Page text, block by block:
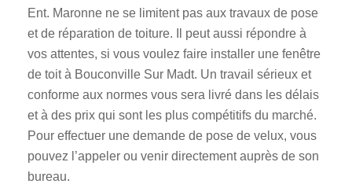
Ent. Maronne ne se limitent pas aux travaux de pose
et de réparation de toiture. Il peut aussi répondre à
vos attentes, si vous voulez faire installer une fenêtre
de toit à Bouconville Sur Madt. Un travail sérieux et
conforme aux normes vous sera livré dans les délais
et à des prix qui sont les plus compétitifs du marché.
Pour effectuer une demande de pose de velux, vous
pouvez l’appeler ou venir directement auprès de son
bureau.